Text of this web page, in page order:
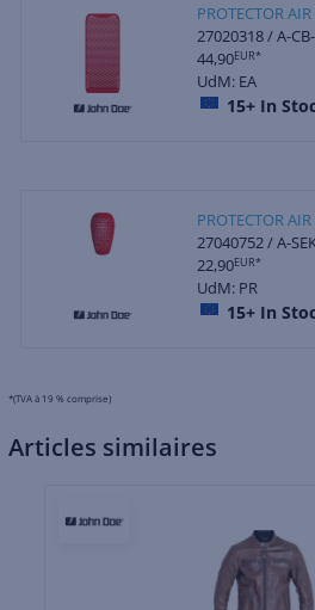
PROTECTOR
27020318 / A-
44,90EUR*
UdM: EA
15+ In
PROTECTOR
27040752 / A-
22,90EUR*
UdM: PR
15+ In
*(TVA à 19 % comprise)
Articles similaires